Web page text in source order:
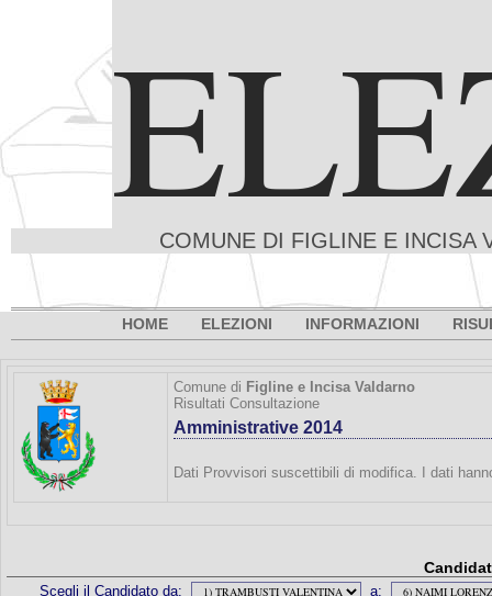
COMUNE DI FIGLINE E INCISA
HOME ELEZIONI INFORMAZIONI
Comune di Figline e Incisa Valdarno
Risultati Consultazione
Amministrative 2014
Dati Provvisori suscettibili di modifica. I dati
Scegli il Candidato da:
a: